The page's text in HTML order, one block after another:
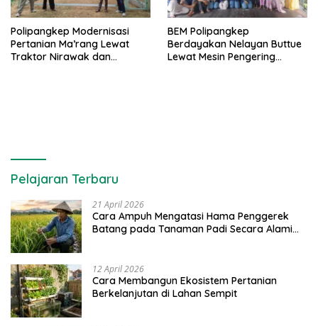
Polipangkep Modernisasi
Pertanian Ma’rang Lewat
Traktor Nirawak dan
BEM Polipangkep
Berdayakan Nelayan Buttue
Lewat Mesin Pengering
Pelajaran Terbaru
21 April 2026
Cara Ampuh Mengatasi Hama Penggerek
Batang pada Tanaman Padi Secara Alami
12 April 2026
Cara Membangun Ekosistem Pertanian
Berkelanjutan di Lahan Sempit